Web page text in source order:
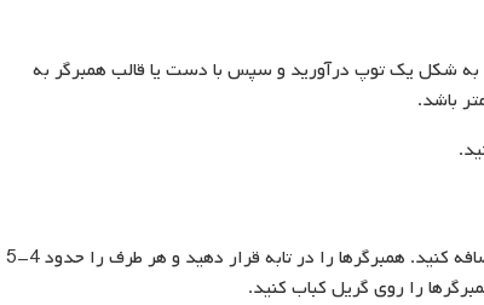
قسمت را به شکل یک توپ درآورید و سپس با دست یا قالب همبرگر به
یک تابه نچسب را روی حرارت متوسط قرار دهید و کمی روغن اضافه کنید. همبرگرها را در تابه قرار دهید و هر طرف را حدود 4-5
را روی گریل کباب کنید.